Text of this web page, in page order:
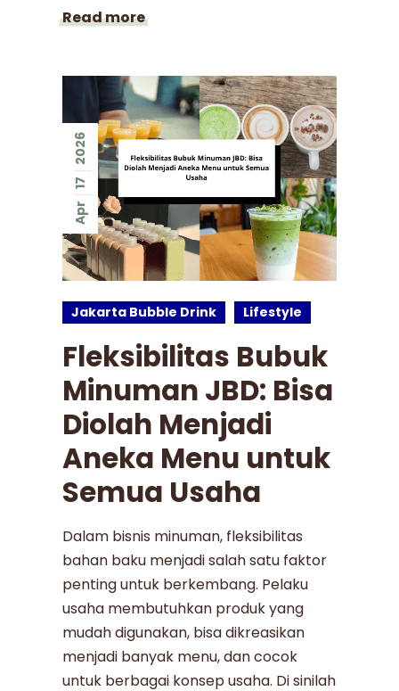
Read more
Apr
17
2026
Jakarta Bubble Drink Lifestyle
Fleksibilitas Bubuk
Minuman JBD: Bisa
Diolah Menjadi
Aneka Menu untuk
Semua Usaha
Dalam bisnis minuman, fleksibilitas
bahan baku menjadi salah satu faktor
penting untuk berkembang. Pelaku
usaha membutuhkan produk yang
mudah digunakan, bisa dikreasikan
menjadi banyak menu, dan cocok
untuk berbagai konsep usaha. Di sinilah